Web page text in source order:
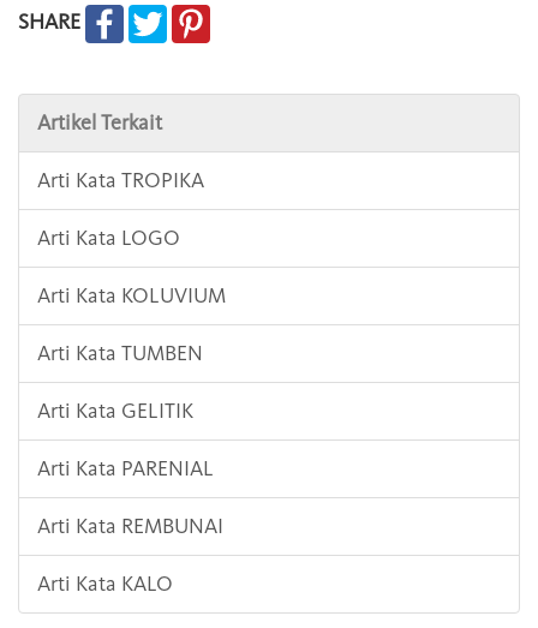
SHARE
Artikel Terkait
Arti Kata TROPIKA
Arti Kata LOGO
Arti Kata KOLUVIUM
Arti Kata TUMBEN
Arti Kata GELITIK
Arti Kata PARENIAL
Arti Kata REMBUNAI
Arti Kata KALO